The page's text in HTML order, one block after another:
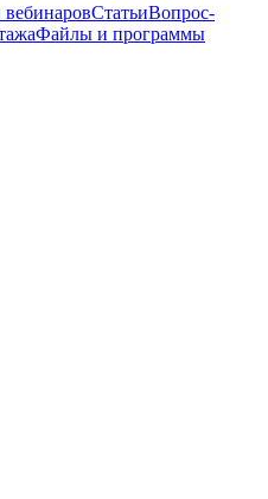
СтатьиВопрос-
Файлы и программы